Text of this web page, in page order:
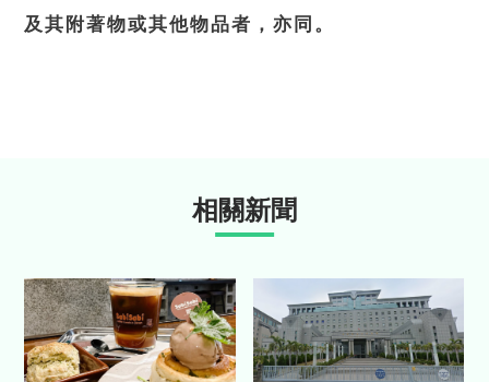
及其附著物或其他物品者，亦同。
相關新聞